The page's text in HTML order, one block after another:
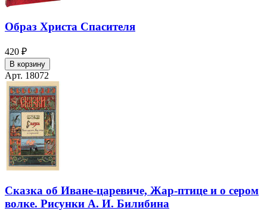
Образ Христа Спасителя
420 ₽
В корзину
Арт. 18072
Сказка об Иване-царевиче, Жар-птице и о сером
волке. Рисунки А. И. Билибина